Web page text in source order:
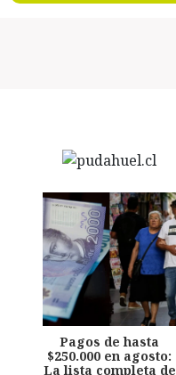
Pagos de hasta
$250.000 en agosto:
La lista completa de